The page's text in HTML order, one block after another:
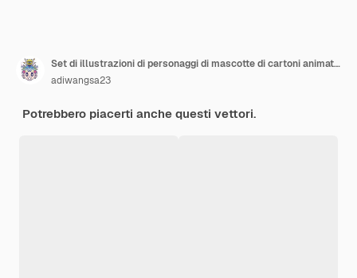
Set di illustrazioni di personaggi di mascotte di cartoni animati di nonne che cucinano o nonne
adiwangsa23
Potrebbero piacerti anche questi vettori.